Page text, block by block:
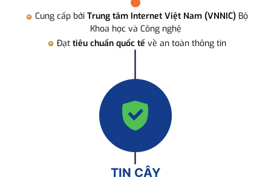
Cung cấp bởi Trung tâm Internet Việt Nam (VNNIC) Bộ
Khoa học và Công nghệ
Đạt tiêu chuẩn quốc tế về an toàn thông tin
TIN CẬY